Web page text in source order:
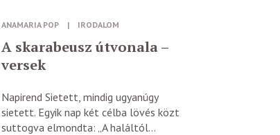
ANAMARIA POP | IRODALOM
A skarabeusz útvonala –
versek
Napirend Sietett, mindig ugyanúgy
sietett. Egyik nap két célba lövés közt
suttogva elmondta: „A haláltól...